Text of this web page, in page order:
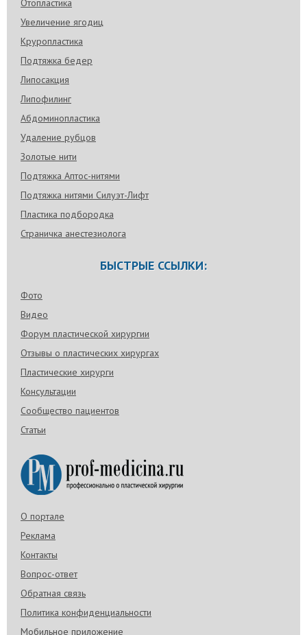
Отопластика
Увеличение ягодиц
Круропластика
Подтяжка бедер
Липосакция
Липофилинг
Абдоминопластика
Удаление рубцов
Золотые нити
Подтяжка Аптос-нитями
Подтяжка нитями Силуэт-Лифт
Пластика подбородка
Страничка анестезиолога
БЫСТРЫЕ ССЫЛКИ:
Фото
Видео
Форум пластической хирургии
Отзывы о пластических хирургах
Пластические хирурги
Консультации
Сообщество пациентов
Статьи
О портале
Реклама
Контакты
Вопрос-ответ
Обратная связь
Политика конфиденциальности
Мобильное приложение